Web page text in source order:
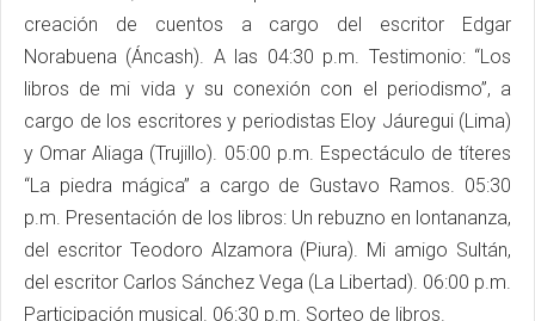
creación de cuentos a cargo del escritor Edgar
Norabuena (Áncash). A las 04:30 p.m. Testimonio: “Los
libros de mi vida y su conexión con el periodismo”, a
cargo de los escritores y periodistas Eloy Jáuregui (Lima)
y Omar Aliaga (Trujillo). 05:00 p.m. Espectáculo de títeres
“La piedra mágica” a cargo de Gustavo Ramos. 05:30
p.m. Presentación de los libros: Un rebuzno en lontananza,
del escritor Teodoro Alzamora (Piura). Mi amigo Sultán,
del escritor Carlos Sánchez Vega (La Libertad). 06:00 p.m.
Participación musical. 06:30 p.m. Sorteo de libros.